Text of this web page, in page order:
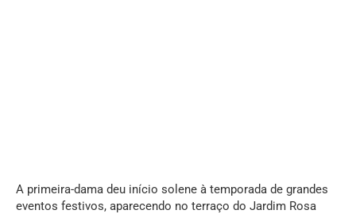
A primeira-dama deu início solene à temporada de grandes
eventos festivos, aparecendo no terraço do Jardim Rosa